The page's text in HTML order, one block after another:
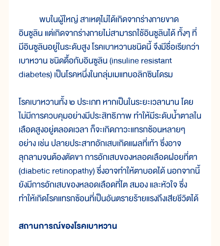
พบในผู้ใหญ่ สาเหตุไม่ได้เกิดจากร่างกายขาด
อินซูลิน แต่เกิดจากร่างกายไม่สามารถใช้อินซูลินได้ ทั้งๆ ที่
มีอินซูลินอยู่ในระดับสูง โรคเบาหวานชนิดนี้ จึงมีชื่อเรียกว่า
เบาหวาน ชนิดดื้อกับอินซูลิน (insuline resistant
diabetes) เป็นโรคหนึ่งในกลุ่มเมแทบอลิกซินโดรม
โรคเบาหวานทั้ง ๒ ประเภท หากเป็นในระยะเวลานาน โดย
ไม่มีการควบคุมอย่างมีประสิทธิภาพ ทำให้มีระดับน้ำตาลใน
เลือดสูงอยู่ตลอดเวลา ก็จะเกิดภาวะแทรกซ้อนหลายๆ
อย่าง เช่น ปลายประสาทอักเสบเกิดแผลที่เท้า ซึ่งอาจ
ลุกลามจนต้องตัดขา การอักเสบของหลอดเลือดฝอยที่ตา
(diabetic retinopathy) ซึ่งอาจทำให้ตาบอดได้ นอกจากนี้
ยังมีการอักเสบของหลอดเลือดที่ไต สมอง และหัวใจ ซึ่ง
ทำให้เกิดโรคแทรกซ้อนที่เป็นอันตรายร้ายแรงถึงเสียชีวิตได้
สถานการณ์ของโรคเบาหวาน